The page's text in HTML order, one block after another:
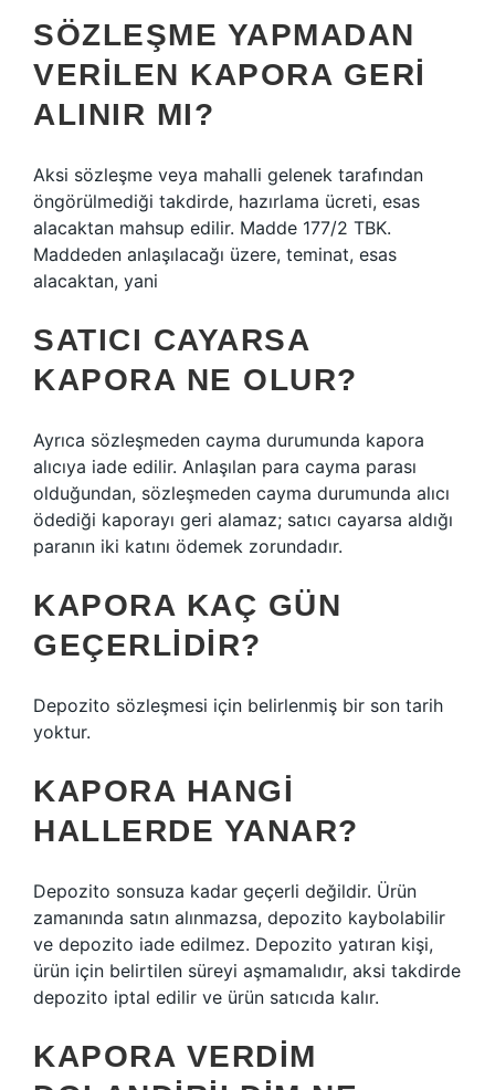
SÖZLEŞME YAPMADAN
VERILEN KAPORA GERI
ALINIR MI?
Aksi sözleşme veya mahalli gelenek tarafından
öngörülmediği takdirde, hazırlama ücreti, esas
alacaktan mahsup edilir. Madde 177/2 TBK.
Maddeden anlaşılacağı üzere, teminat, esas
alacaktan, yani
SATICI CAYARSA
KAPORA NE OLUR?
Ayrıca sözleşmeden cayma durumunda kapora
alıcıya iade edilir. Anlaşılan para cayma parası
olduğundan, sözleşmeden cayma durumunda alıcı
ödediği kaporayı geri alamaz; satıcı cayarsa aldığı
paranın iki katını ödemek zorundadır.
KAPORA KAÇ GÜN
GEÇERLIDIR?
Depozito sözleşmesi için belirlenmiş bir son tarih
yoktur.
KAPORA HANGI
HALLERDE YANAR?
Depozito sonsuza kadar geçerli değildir. Ürün
zamanında satın alınmazsa, depozito kaybolabilir
ve depozito iade edilmez. Depozito yatıran kişi,
ürün için belirtilen süreyi aşmamalıdır, aksi takdirde
depozito iptal edilir ve ürün satıcıda kalır.
KAPORA VERDIM